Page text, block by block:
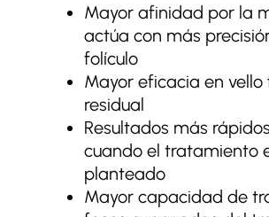
Mayor afinidad por la
actúa con más
folículo
Mayor eficacia en vello
residual
Resultados más
cuando el tratamiento
planteado
Mayor capacidad de